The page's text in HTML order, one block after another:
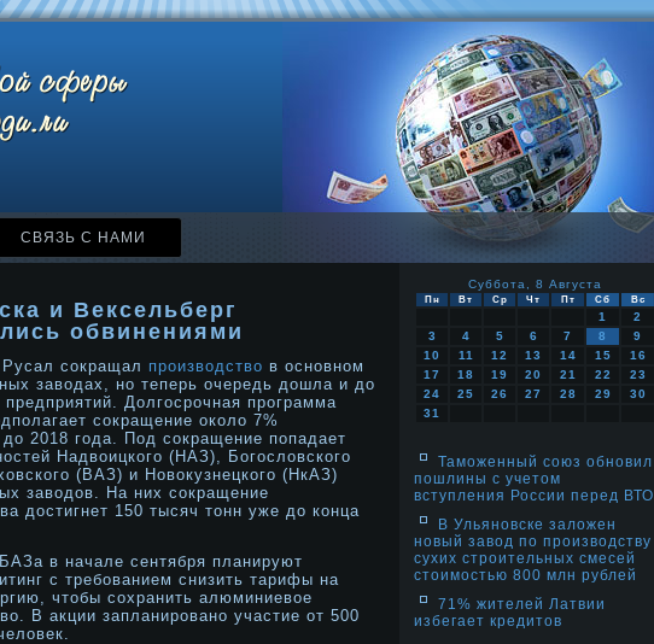
СВЯЗЬ С НАМИ
и Вексельберг
обвинениями
сокращал производство в основном
заводах, но теперь очередь дошла и до
предприятий. Долгосрочная программа
сокращение около 7%
2018 года. Под сокращение попадает
Надвоицкого (НАЗ), Богословского
(ВАЗ) и Новокузнецкого (НкАЗ)
заводов. На них сокращение
достигнет 150 тысяч тонн уже до конца
в начале сентября планируют
с требованием снизить тарифы на
чтοбы сохранить алюминиевое
В акции запланирοванο участие от 500
Суббота, 8 Августа
Пн Вт Ср Чт Пт Сб Вс
1
2
3
4 5 6 7 8
9
10
11 12 13 14 15
16
17
18 19 20 21 22
23
24
25 26 27 28 29
30
31
Таможенный союз обновил
пошлины с учетом
вступления России перед ВТО
В Ульяновске заложен
новый завод по производству
сухих строительных смесей
стоимостью 800 млн рублей
71% жителей Латвии
избегает кредитов